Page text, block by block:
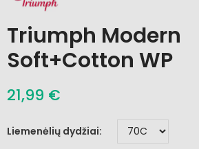
Triumph Modern
Soft+Cotton WP
21,99 €
Liemenėlių dydžiai